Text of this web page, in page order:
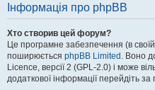
Інформація про phpBB
Хто створив цей форум?
Це програмне забезпечення (в
поширюється phpBB Limited . Воно
Licence, версії 2 (GPL-2.0) і може
додаткової інформації перейдіть